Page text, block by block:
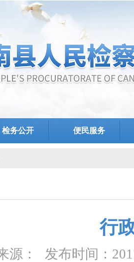
检务公开 便民服务
行
源： 发布时间：